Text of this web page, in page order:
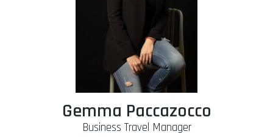
Gemma Paccazocco
Business Travel Manager